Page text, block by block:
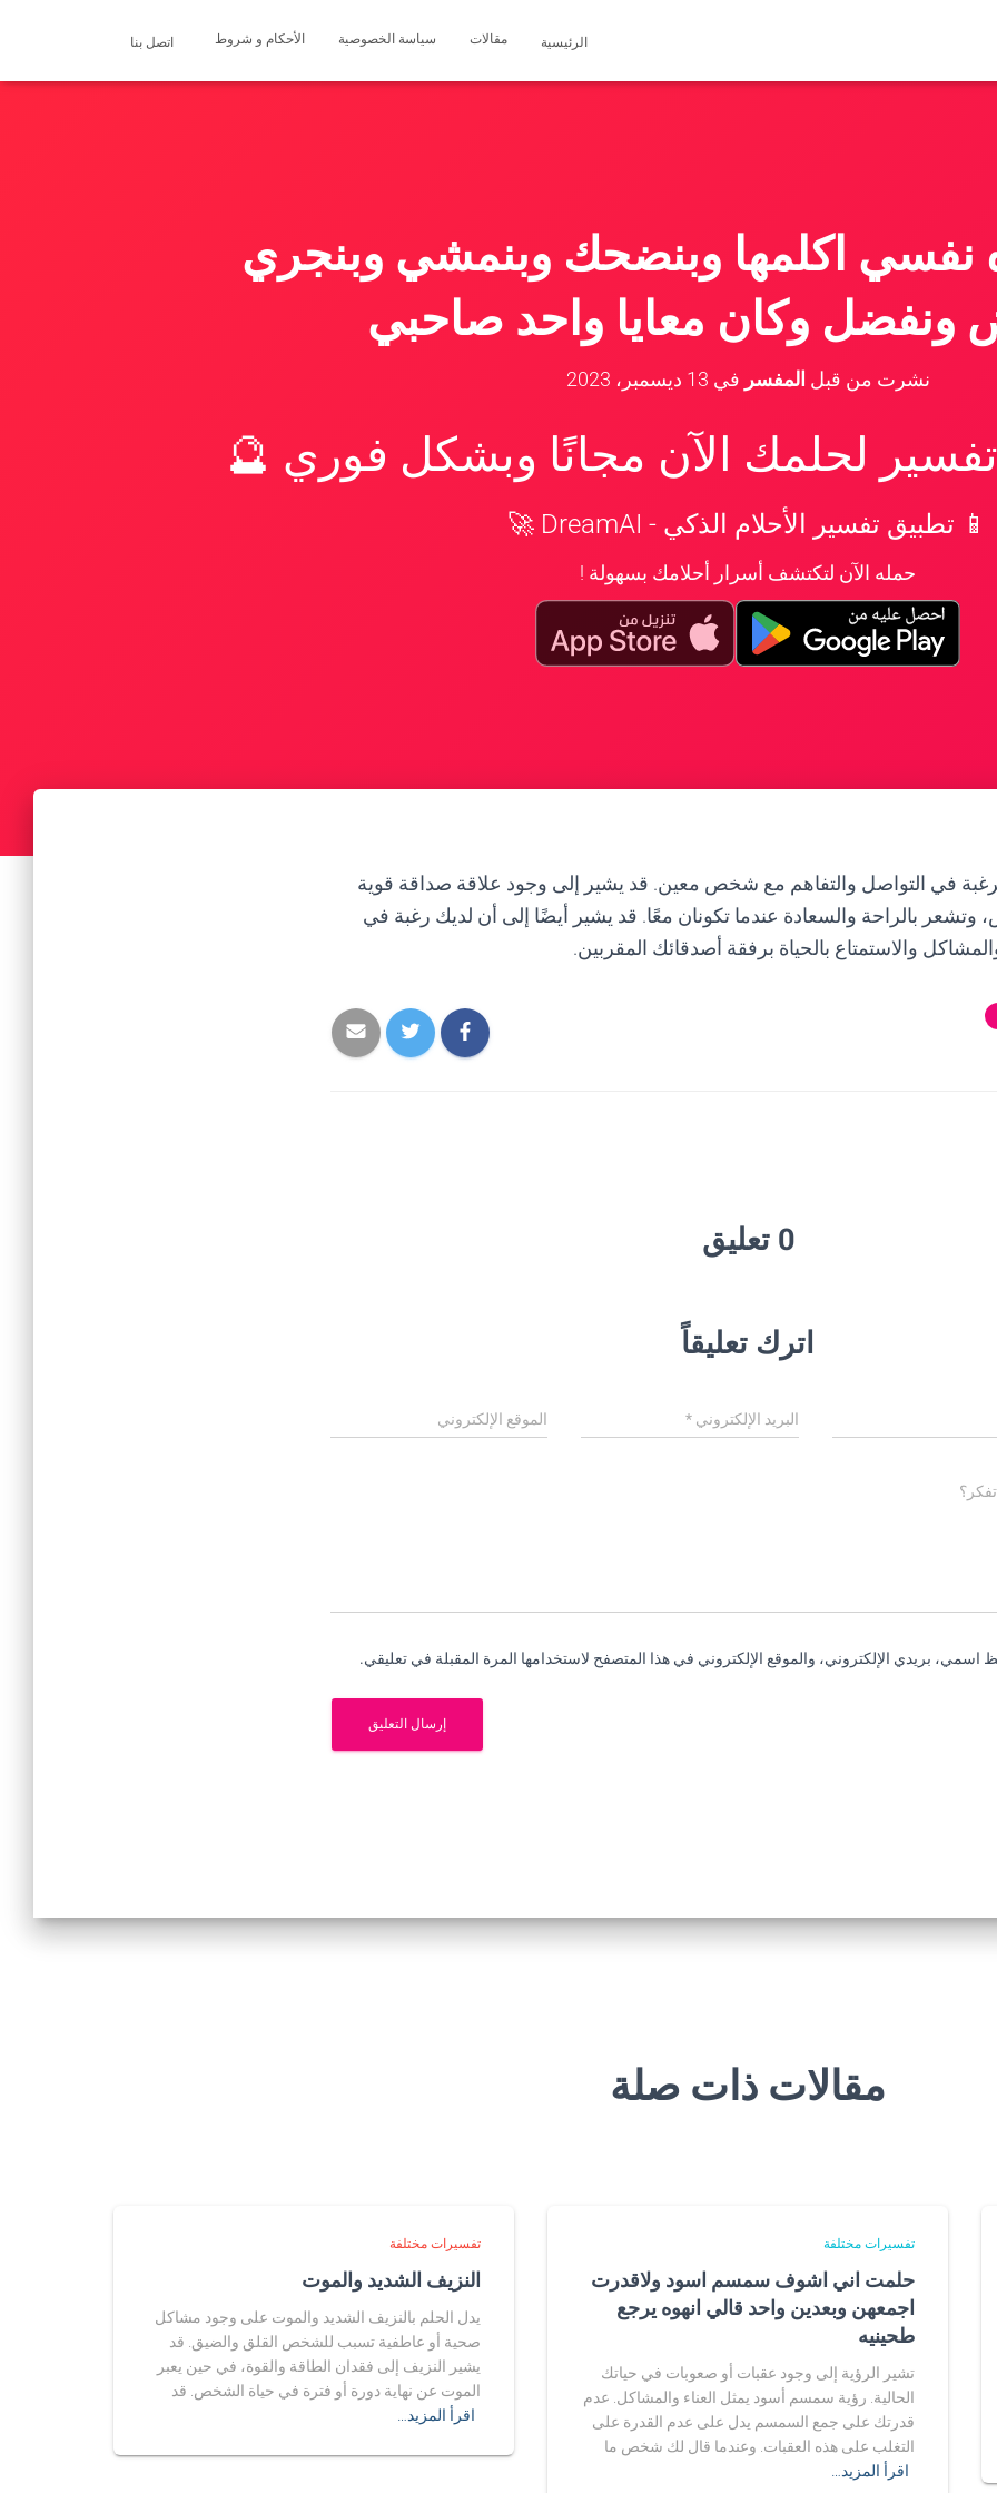
الرئيسية مقالات سياسة الخصوصية الأحكام و شروط اتصل بنا
نفسي اكلمها وبنضحك وبنمشي وبنجري
ونفضل وكان معايا واحد صاحبي
نشرت من قبل المفسر في 13 ديسمبر، 2023
لحلمك الآن مجانًا وبشكل فوري 🔮
📱 تطبيق تفسير الأحلام الذكي - DreamAI 🚀
حمله الآن لتكتشف أسرار أحلامك بسهولة !
في التواصل والتفاهم مع شخص معين. قد يشير إلى وجود علاقة صداقة قوية
وتشعر بالراحة والسعادة عندما تكونان معًا. قد يشير أيضًا إلى أن لديك رغبة في
والاستمتاع بالحياة برفقة أصدقائك المقربين.
0 تعليق
اترك تعليقاً
البريد الإلكتروني* الموقع الإلكتروني
اسمي، بريدي الإلكتروني، والموقع الإلكتروني في هذا المتصفح لاستخدامها المرة المقبلة في تعليقي.
مقالات ذات صلة
تفسيرات مختلفة
حلمت اني اشوف سمسم اسود ولاقدرت
اجمعهن وبعدين واحد قالي انهوه يرجع
طحينيه
تشير الرؤية إلى وجود عقبات أو صعوبات في حياتك
الحالية. رؤية سمسم أسود يمثل العناء والمشاكل. عدم
قدرتك على جمع السمسم يدل على عدم القدرة على
التغلب على هذه العقبات. وعندما قال لك شخص ما
اقرأ المزيد…
تفسيرات مختلفة
النزيف الشديد والموت
يدل الحلم بالنزيف الشديد والموت على وجود مشاكل
صحية أو عاطفية تسبب للشخص القلق والضيق. قد
يشير النزيف إلى فقدان الطاقة والقوة، في حين يعبر
الموت عن نهاية دورة أو فترة في حياة الشخص. قد
اقرأ المزيد…